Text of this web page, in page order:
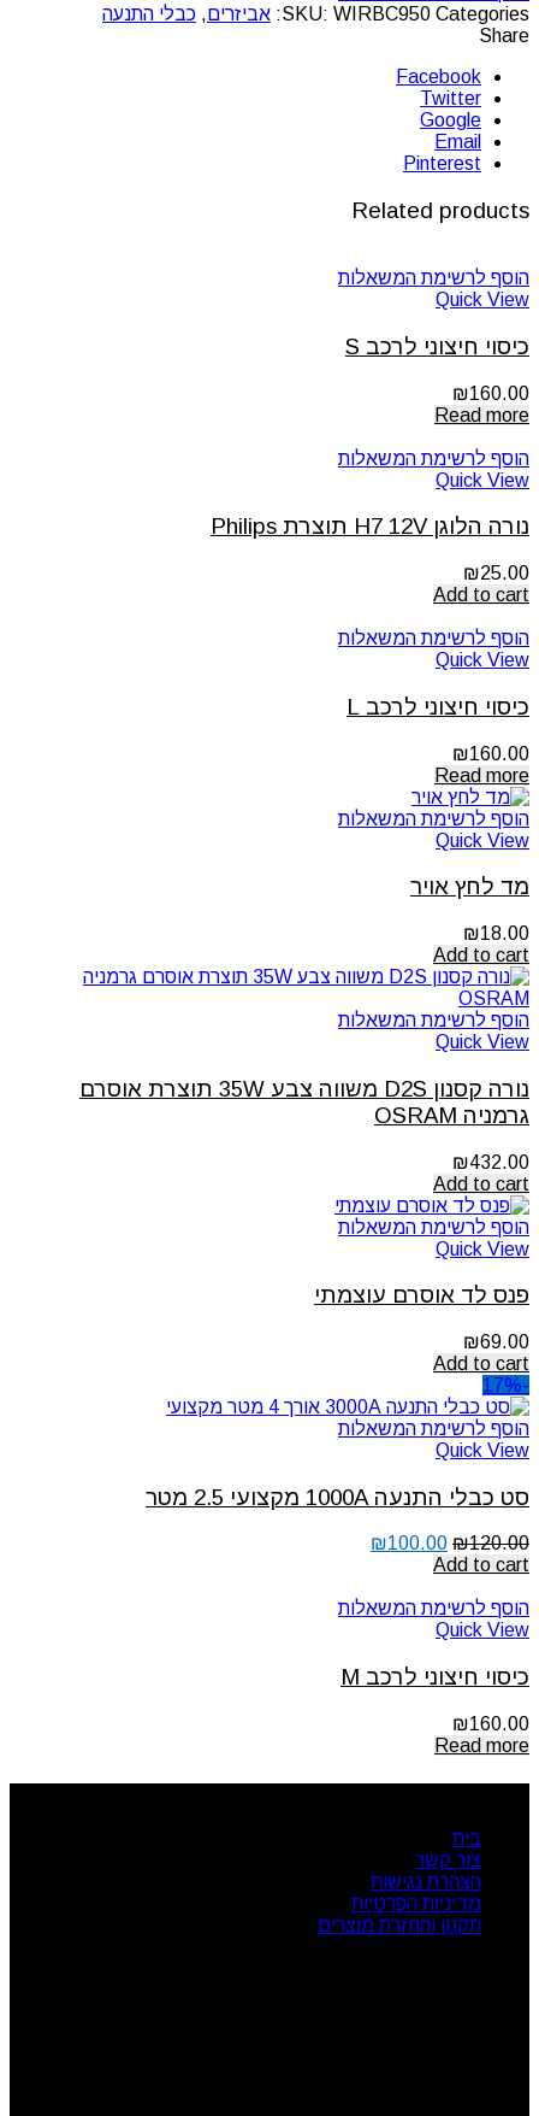
SKU: WIRBC950 Categories: אביזרים, כבלי התנעה
Share
Facebook
Twitter
Google
Email
Pinterest
Related products
הוסף לרשימת המשאלות
Quick View
כיסוי חיצוני לרכב S
₪160.00
Read more
הוסף לרשימת המשאלות
Quick View
נורה הלוגן H7 12V תוצרת Philips
₪25.00
Add to cart
הוסף לרשימת המשאלות
Quick View
כיסוי חיצוני לרכב L
₪160.00
Read more
הוסף לרשימת המשאלות
Quick View
מד לחץ אויר
₪18.00
Add to cart
הוסף לרשימת המשאלות
Quick View
נורה קסנון D2S משווה צבע 35W תוצרת אוסרם
גרמניה OSRAM
₪432.00
Add to cart
הוסף לרשימת המשאלות
Quick View
פנס לד אוסרם עוצמתי
₪69.00
Add to cart
-17%
הוסף לרשימת המשאלות
Quick View
סט כבלי התנעה 1000A מקצועי 2.5 מטר
₪120.00
₪100.00
Add to cart
הוסף לרשימת המשאלות
Quick View
כיסוי חיצוני לרכב M
₪160.00
Read more
בית
צור קשר
הצהרת נגישות
מדיניות הפרטיות
תקנון והחזרת מוצרים